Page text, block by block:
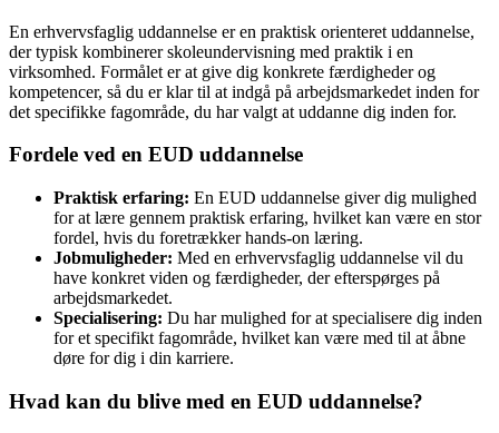
En erhvervsfaglig uddannelse er en praktisk orienteret uddannelse,
der typisk kombinerer skoleundervisning med praktik i en
virksomhed. Formålet er at give dig konkrete færdigheder og
kompetencer, så du er klar til at indgå på arbejdsmarkedet inden for
det specifikke fagområde, du har valgt at uddanne dig inden for.
Fordele ved en EUD uddannelse
Praktisk erfaring: En EUD uddannelse giver dig mulighed
for at lære gennem praktisk erfaring, hvilket kan være en stor
fordel, hvis du foretrækker hands-on læring.
Jobmuligheder: Med en erhvervsfaglig uddannelse vil du
have konkret viden og færdigheder, der efterspørges på
arbejdsmarkedet.
Specialisering: Du har mulighed for at specialisere dig inden
for et specifikt fagområde, hvilket kan være med til at åbne
døre for dig i din karriere.
Hvad kan du blive med en EUD uddannelse?